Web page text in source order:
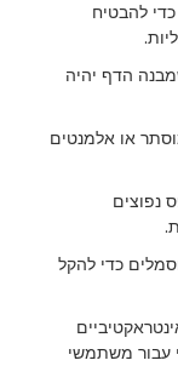
להבטיח
הדף יהיה
או אלמנטים
נפוצים
כדי להקל
עבור משתמשי